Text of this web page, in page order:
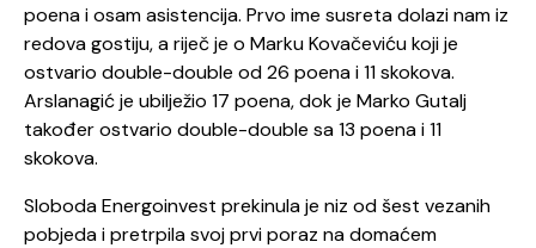
poena i osam asistencija. Prvo ime susreta dolazi nam iz
redova gostiju, a riječ je o Marku Kovačeviću koji je
ostvario double-double od 26 poena i 11 skokova.
Arslanagić je ubilježio 17 poena, dok je Marko Gutalj
također ostvario double-double sa 13 poena i 11
skokova.
Sloboda Energoinvest prekinula je niz od šest vezanih
pobjeda i pretrpila svoj prvi poraz na domaćem